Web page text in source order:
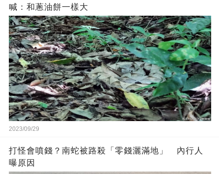
喊：和蔥油餅一樣大
2023/09/29
打怪會噴錢？南蛇被路殺「零錢灑滿地」 內行人
曝原因